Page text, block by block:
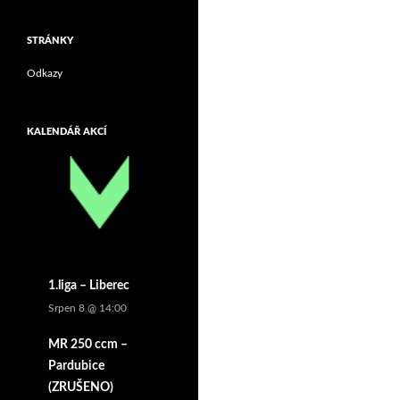
STRÁNKY
Odkazy
KALENDÁŘ AKCÍ
1.liga – Liberec
Srpen 8 @ 14:00
MR 250 ccm –
Pardubice
(ZRUŠENO)